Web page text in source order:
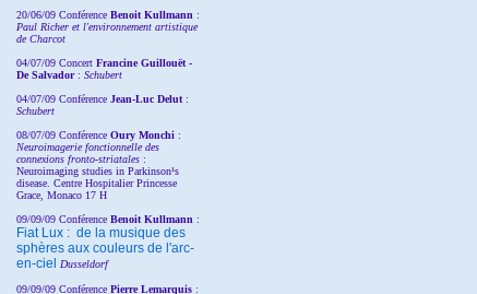
20/06/09 Conférence Benoit Kullmann :
Paul Richer et l'environnement artistique
de Charcot
04/07/09 Concert Francine Guillouët -
De Salvador : Schubert
04/07/09 Conférence Jean-Luc Delut :
Schubert
08/07/09 Conférence Oury Monchi :
Neuroimagerie fonctionnelle des
connexions fronto-striatales :
Neuroimaging studies in Parkinson¹s
disease. Centre Hospitalier Princesse
Grace, Monaco 17 H
09/09/09 Conférence Benoit Kullmann :
Fiat Lux : de la musique des
sphères aux couleurs de l'arc-
en-ciel
Dusseldorf
09/09/09 Conférence Pierre Lemarquis :